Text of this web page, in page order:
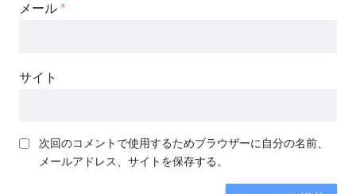
メール *
サイト
次回のコメントで使用するためブラウザーに自分の名前、
メールアドレス、サイトを保存する。